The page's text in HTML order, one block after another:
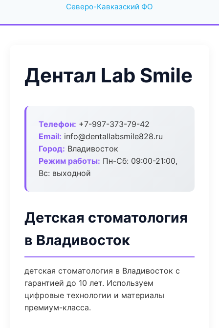
Северо-Кавказский ФО
Дентал Lab Smile
Телефон: +7-997-373-79-42
Email: info@dentallabsmile828.ru
Город: Владивосток
Режим работы: Пн-Сб: 09:00-21:00,
Вс: выходной
Детская стоматология
в Владивосток
детская стоматология в Владивосток с
гарантией до 10 лет. Используем
цифровые технологии и материалы
премиум-класса.